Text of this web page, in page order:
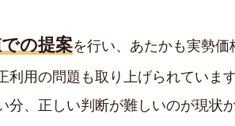
の提案を行い、あたかも実勢
用の問題も取り上げられています
、正しい判断が難しいのが現状